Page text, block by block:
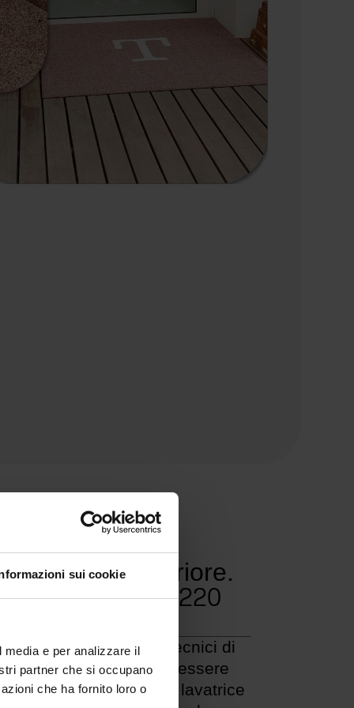
sui cookie
e per analizzare il
partner che si occupano
che ha fornito loro o
qualità superiore.
fino a 220
con materiali tecnici di
qualità, Outside può essere
con idropulitrice o in lavatrice